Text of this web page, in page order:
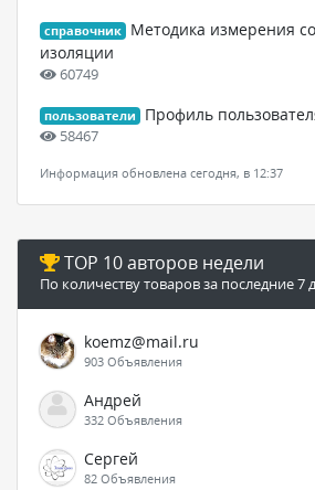
справочник
Методика измерения
изоляции
60749
пользователи Профиль
58467
Информация обновлена сегодня, в 12:37
TOP 10 авторов недели
По количеству товаров за последние 7
koemz@mail.ru
903 Объявления
Андрей
332 Объявления
Сергей
82 Объявления